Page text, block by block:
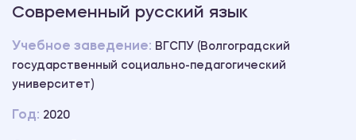
Современный русский язык
Учебное заведение: ВГСПУ (Волгоградский
государственный социально-педагогический
университет)
Год: 2020